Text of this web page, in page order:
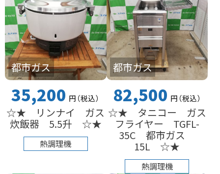
都市ガス
35,200 円（税込）
☆★ リンナイ ガス
炊飯器 5.5升 ☆★
熱調理機
都市ガス
82,500 円（税込）
☆★ タニコー ガス
フライヤー TGFL-
35C 都市ガス
15L ☆★
熱調理機